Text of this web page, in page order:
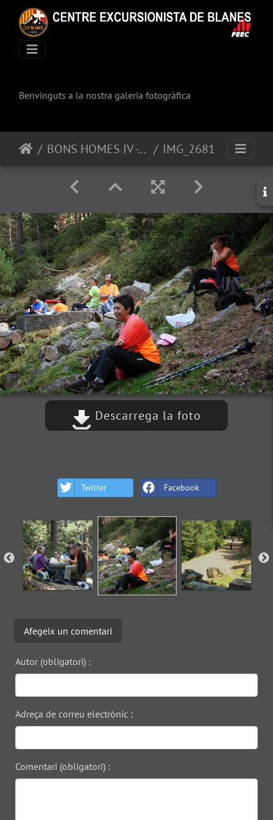
Benvinguts a la nostra galeria fotogràfica
BONS HOMES IV - Bagà-Bellvert de Cerdanya IMG_2681
Descarrega la foto
Twitter Facebook
Afegeix un comentari
Autor (obligatori) :
Adreça de correu electrònic :
Comentari (obligatori) :